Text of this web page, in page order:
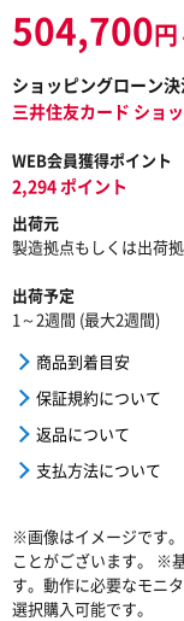
504,700円
ショッピングローン
三井住友カード ショ
WEB会員獲得ポイント
2,294 ポイント
出荷元
製造拠点もしくは出荷
出荷予定
1～2週間 (最大2週間)
商品到着目安
保証規約について
返品について
支払方法について
※画像はイメージです
ことがございます。 ※
す。動作に必要なモニ
選択購入可能です。